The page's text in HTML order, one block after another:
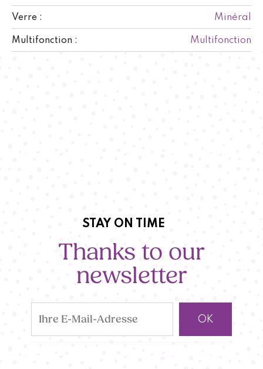
Verre : Minéral
Multifonction : Multifonction
STAY ON TIME
Thanks to our
newsletter